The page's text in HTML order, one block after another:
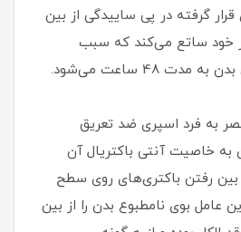
قرار گرفته در پی ساییدگی از بین
خود ساتع می‌کند که سبب
48 ساعت می‌شود.
به فرد اسپری ضد تعریق
به خاصیت آنتی باکتریال آن
بین رفتن باکتری‌های روی سطح
عامل بوی نامطبوع بدن را از بین